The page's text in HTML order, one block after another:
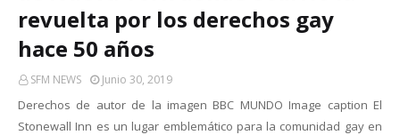
revuelta por los derechos gay
hace 50 años
SFM NEWS Junio 30, 2019
Derechos de autor de la imagen BBC MUNDO Image caption El
Stonewall Inn es un lugar emblemático para la comunidad gay en